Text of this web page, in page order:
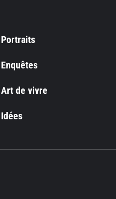
Portraits
Enquêtes
Art de vivre
Idées